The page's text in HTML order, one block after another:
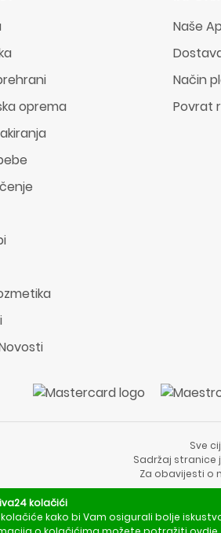
oprema
Naše
Način
Povrat
Sve
Sadržaj stranice
Za obavijesti o
kolačići
kako bi Vam osigurali bolje